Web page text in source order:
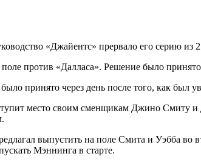
«Джайентс» прервало его серию из
против «Далласа». Решение было
принято через день после того, как был
место своим сменщикам Джино Смиту и
выпустить на поле Смита и Уэбба во
Мэннинга в старте.